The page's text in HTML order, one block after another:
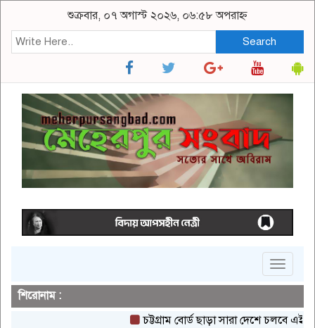
শুক্রবার, ০৭ অগাস্ট ২০২৬, ০৬:৫৮ অপরাহ্ন
Search
Toggle
শিরোনাম :
চট্টগ্রাম বোর্ড ছাড়া সারা দেশে চলবে এইচএসসি